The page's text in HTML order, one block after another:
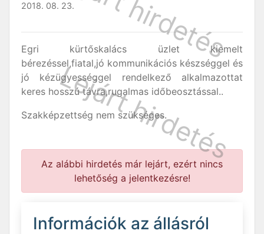
2018. 08. 23.
Egri kürtőskalács üzlet kiemelt
bérezéssel,fiatal,jó kommunikációs készséggel és
jó kézügyességgel rendelkező alkalmazottat
keres hosszú távra,rugalmas időbeosztással..
Szakképzettség nem szükséges.
Az alábbi hirdetés már lejárt, ezért nincs
lehetőség a jelentkezésre!
Információk az állásról